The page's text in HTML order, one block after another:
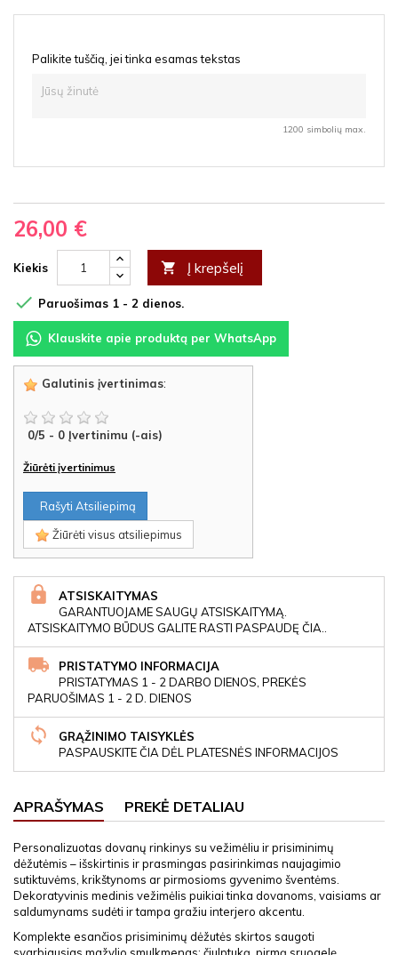
Palikite tuščią, jei tinka esamas tekstas
1200 simbolių max.
26,00 €
Kiekis  Į krepšelį
 Paruošimas 1 - 2 dienos.
Klauskite apie produktą per WhatsApp
Galutinis įvertinimas:
0/5 - 0 Įvertinimu (-ais)
Žiūrėti įvertinimus
Rašyti Atsiliepimą
Žiūrėti visus atsiliepimus
ATSISKAITYMAS
GARANTUOJAME SAUGŲ ATSISKAITYMĄ.
ATSISKAITYMO BŪDUS GALITE RASTI PASPAUDĘ ČIA..
PRISTATYMO INFORMACIJA
PRISTATYMAS 1 - 2 DARBO DIENOS, PREKĖS
PARUOŠIMAS 1 - 2 D. DIENOS
GRĄŽINIMO TAISYKLĖS
PASPAUSKITE ČIA DĖL PLATESNĖS INFORMACIJOS
APRAŠYMAS PREKĖ DETALIAU
Personalizuotas dovanų rinkinys su vežimėliu ir prisiminimų
dėžutėmis – išskirtinis ir prasmingas pasirinkimas naujagimio
sutiktuvėms, krikštynoms ar pirmosioms gyvenimo šventėms.
Dekoratyvinis medinis vežimėlis puikiai tinka dovanoms, vaisiams ar
saldumynams sudėti ir tampa gražiu interjero akcentu.
Komplekte esančios prisiminimų dėžutės skirtos saugoti